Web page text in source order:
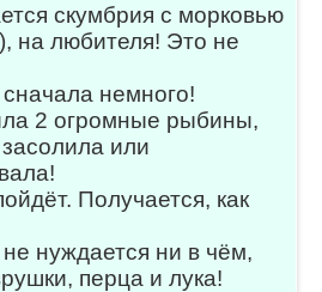
скумбрия с морковью
на любителя! Это не
немного!
2 огромные рыбины,
или
Получается, как
нуждается ни в чём,
перца и лука!